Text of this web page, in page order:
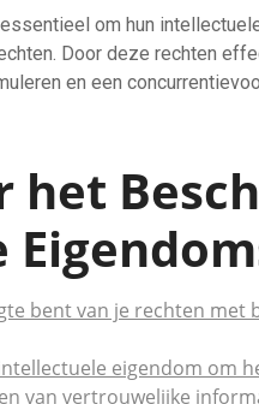
om hun
Door deze rechten
en een
het
bent van je rechten met
eigendom om
van vertrouwelijke